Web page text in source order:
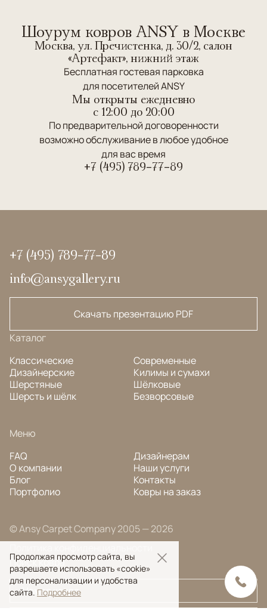
Шоурум ковров ANSY в Москве
Москва, ул. Пречистенка, д. 30/2, салон
«Артефакт», нижний этаж
Бесплатная гостевая парковка
для посетителей ANSY
Мы открыты ежедневно
c 12:00 до 20:00
По предварительной договоренности
возможно обслуживание в любое удобное
для вас время
+7 (495) 789-77-89
+7 (495) 789-77-89
info@ansygallery.ru
Скачать презентацию PDF
Каталог
Классические
Дизайнерские
Шерстяные
Шерсть и шёлк
Современные
Килимы и сумахи
Шёлковые
Безворсовые
Меню
FAQ
О компании
Блог
Портфолио
Дизайнерам
Наши услуги
Контакты
Ковры на заказ
© Ansy Carpet Company 2005 — 2026
Поиск ковра
Продолжая просмотр сайта, вы
разрешаете использовать «cookie»
для персонализации и удобства
сайта. Подробнее